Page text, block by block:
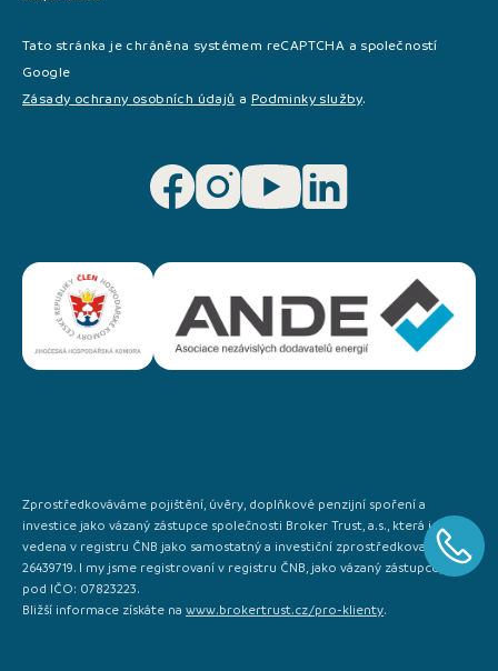
Tato stránka je chráněna systémem reCAPTCHA a společností
Google
Zásady ochrany osobních údajů a Podminky služby.
Zprostředkováváme pojištění, úvěry, doplňkové penzijní spoření a
investice jako vázaný zástupce společnosti Broker Trust, a.s., která je
vedena v registru ČNB jako samostatný a investiční zprostředkovatel IČO:
26439719. I my jsme registrovaní v registru ČNB, jako vázaný zástupce, a to
pod IČO: 07823223.
Bližší informace získáte na www.brokertrust.cz/pro-klienty.